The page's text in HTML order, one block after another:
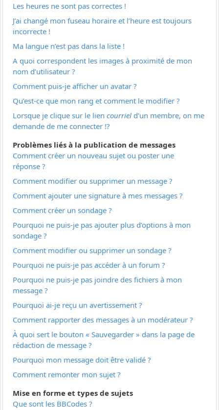
Les heures ne sont pas correctes !
J’ai changé mon fuseau horaire et l’heure est toujours
incorrecte !
Ma langue n’est pas dans la liste !
A quoi correspondent les images à proximité de mon
nom d’utilisateur ?
Comment puis-je afficher un avatar ?
Qu’est-ce que mon rang et comment le modifier ?
Lorsque je clique sur le lien courriel d’un membre, on me
demande de me connecter !?
Problèmes liés à la publication de messages
Comment créer un nouveau sujet ou poster une
réponse ?
Comment modifier ou supprimer un message ?
Comment ajouter une signature à mes messages ?
Comment créer un sondage ?
Pourquoi ne puis-je pas ajouter plus d’options à mon
sondage ?
Comment modifier ou supprimer un sondage ?
Pourquoi ne puis-je pas accéder à un forum ?
Pourquoi ne puis-je pas joindre des fichiers à mon
message ?
Pourquoi ai-je reçu un avertissement ?
Comment rapporter des messages à un modérateur ?
À quoi sert le bouton « Sauvegarder » dans la page de
rédaction de message ?
Pourquoi mon message doit être validé ?
Comment remonter mon sujet ?
Mise en forme et types de sujets
Que sont les BBCodes ?